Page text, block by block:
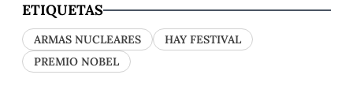
ETIQUETAS
ARMAS NUCLEARES
HAY FESTIVAL
PREMIO NOBEL